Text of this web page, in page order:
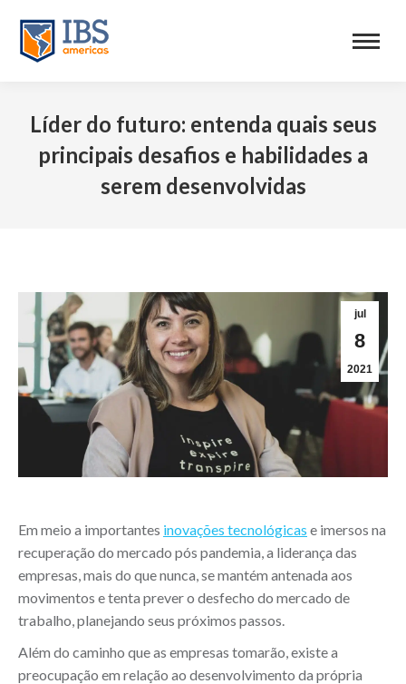
Líder do futuro: entenda quais seus
principais desafios e habilidades a
serem desenvolvidas
jul
8
2021
Em meio a importantes inovações tecnológicas e imersos na
recuperação do mercado pós pandemia, a liderança das
empresas, mais do que nunca, se mantém antenada aos
movimentos e tenta prever o desfecho do mercado de
trabalho, planejando seus próximos passos.
Além do caminho que as empresas tomarão, existe a
preocupação em relação ao desenvolvimento da própria